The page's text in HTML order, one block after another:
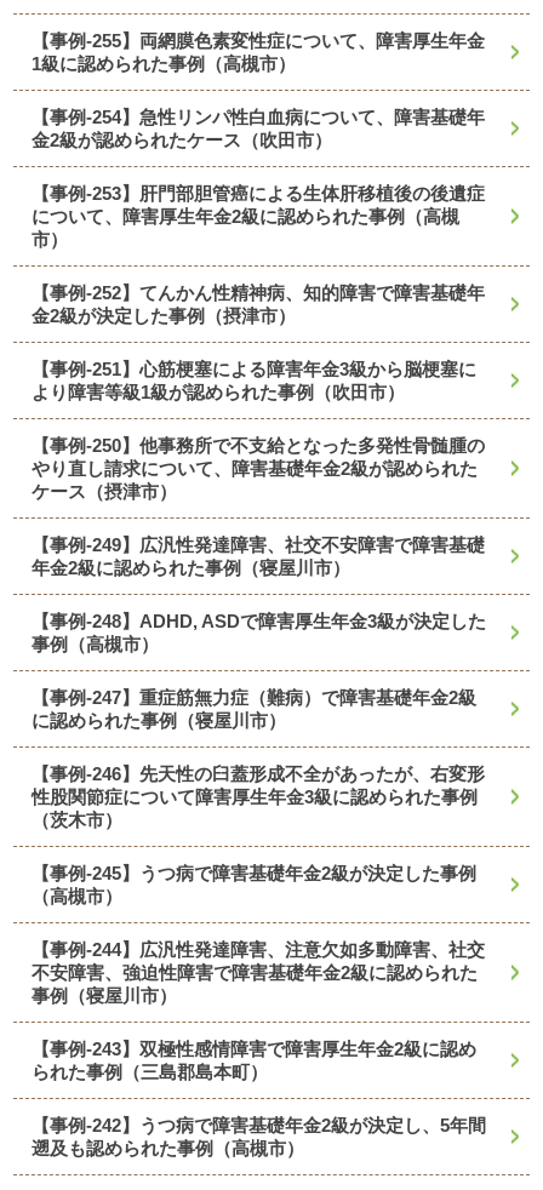
【事例-255】両網膜色素変性症について、障害厚生年金
1級に認められた事例（高槻市）
【事例-254】急性リンパ性白血病について、障害基礎年
金2級が認められたケース（吹田市）
【事例-253】肝門部胆管癌による生体肝移植後の後遺症
について、障害厚生年金2級に認められた事例（高槻
市）
【事例-252】てんかん性精神病、知的障害で障害基礎年
金2級が決定した事例（摂津市）
【事例-251】心筋梗塞による障害年金3級から脳梗塞に
より障害等級1級が認められた事例（吹田市）
【事例-250】他事務所で不支給となった多発性骨髄腫の
やり直し請求について、障害基礎年金2級が認められた
ケース（摂津市）
【事例-249】広汎性発達障害、社交不安障害で障害基礎
年金2級に認められた事例（寝屋川市）
【事例-248】ADHD, ASDで障害厚生年金3級が決定した
事例（高槻市）
【事例-247】重症筋無力症（難病）で障害基礎年金2級
に認められた事例（寝屋川市）
【事例-246】先天性の臼蓋形成不全があったが、右変形
性股関節症について障害厚生年金3級に認められた事例
（茨木市）
【事例-245】うつ病で障害基礎年金2級が決定した事例
（高槻市）
【事例-244】広汎性発達障害、注意欠如多動障害、社交
不安障害、強迫性障害で障害基礎年金2級に認められた
事例（寝屋川市）
【事例-243】双極性感情障害で障害厚生年金2級に認め
られた事例（三島郡島本町）
【事例-242】うつ病で障害基礎年金2級が決定し、5年間
遡及も認められた事例（高槻市）